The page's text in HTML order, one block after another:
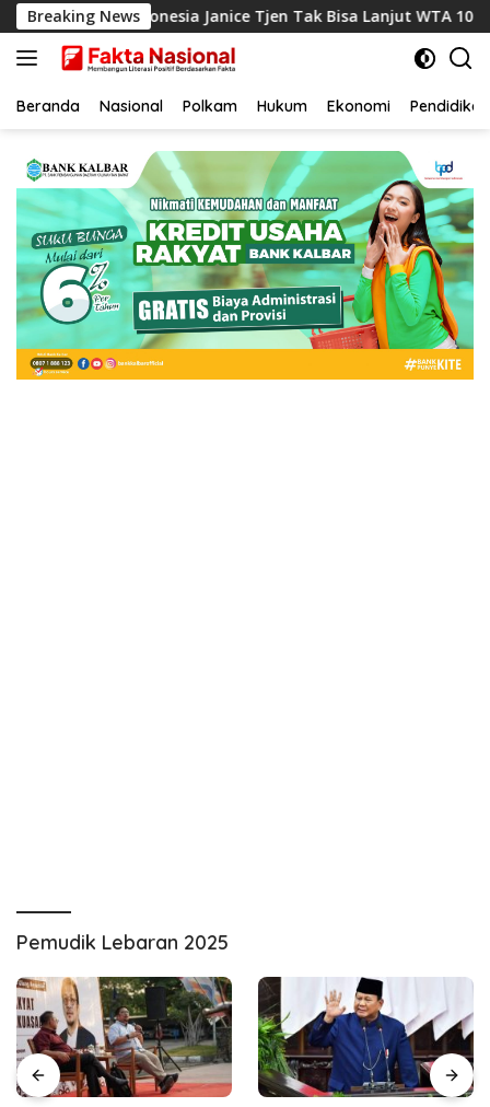
Langsung
ke
konten
Breaking News
Indonesia Janice Tjen Tak Bisa Lanjut WTA 1000
Beranda Nasional Polkam Hukum Ekonomi Pendidikan
Pemudik Lebaran 2025